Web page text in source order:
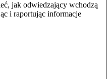
jak odwiedzający wchodzą
i raportując informacje